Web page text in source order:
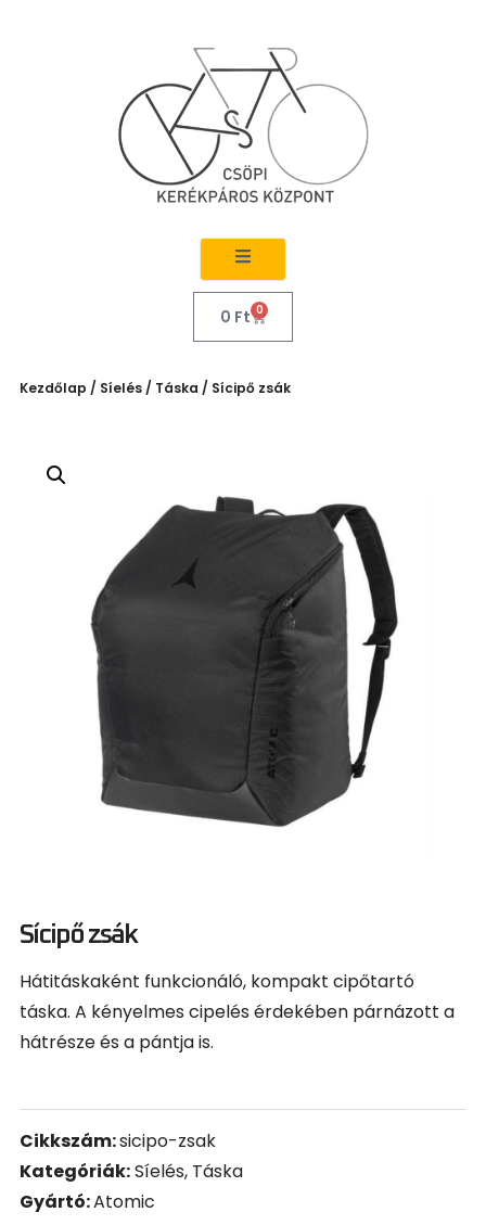
0 Ft 0
Kezdőlap / Síelés / Táska / Sícipő zsák
Sícipő zsák
Hátitáskaként funkcionáló, kompakt cipőtartó
táska. A kényelmes cipelés érdekében párnázott a
hátrésze és a pántja is.
Cikkszám:sicipo-zsak
Kategóriák:Síelés, Táska
Gyártó:Atomic